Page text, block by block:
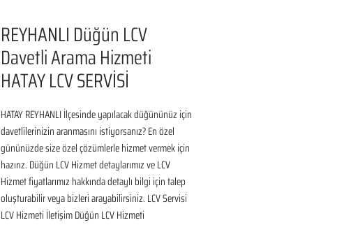
REYHANLI Düğün LCV
Davetli Arama Hizmeti
HATAY LCV SERVİSİ
HATAY REYHANLI İlçesinde yapılacak düğününüz için
davetlilerinizin aranmasını istiyorsanız? En özel
gününüzde size özel çözümlerle hizmet vermek için
hazırız. Düğün LCV Hizmet detaylarımız ve LCV
Hizmet fiyatlarımız hakkında detaylı bilgi için talep
oluşturabilir veya bizleri arayabilirsiniz. LCV Servisi
LCV Hizmeti İletişim Düğün LCV Hizmeti